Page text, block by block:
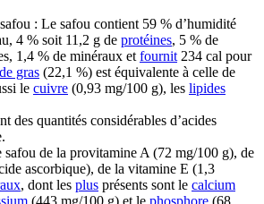
: Le safou contient 59 % d’humidité
4 % soit 11,2 g de protéines, 5 % de
1,4 % de minéraux et fournit 234 cal pour
gras (22,1 %) est équivalente à celle de
le cuivre (0,93 mg/100 g), les lipides
des quantités considérables d’acides
safou de la provitamine A (72 mg/100 g), de
ascorbique), de la vitamine E (1,3
, dont les plus présents sont le calcium
(443 mg/100 g) et le phosphore (68